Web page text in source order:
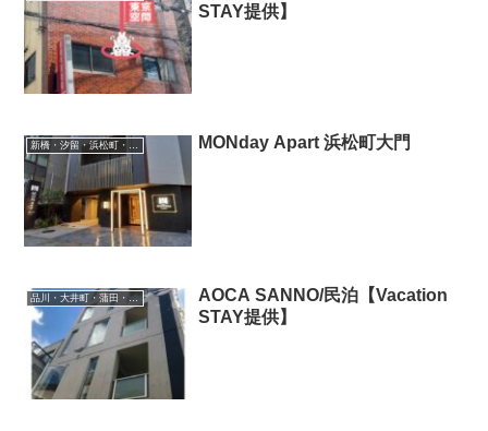
STAY提供】
MONday Apart 浜松町大門
品川・大井町・蒲田・羽田空港
AOCA SANNO/民泊【Vacation
STAY提供】